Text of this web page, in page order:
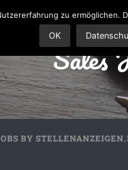
Sales
BY
zu
OK